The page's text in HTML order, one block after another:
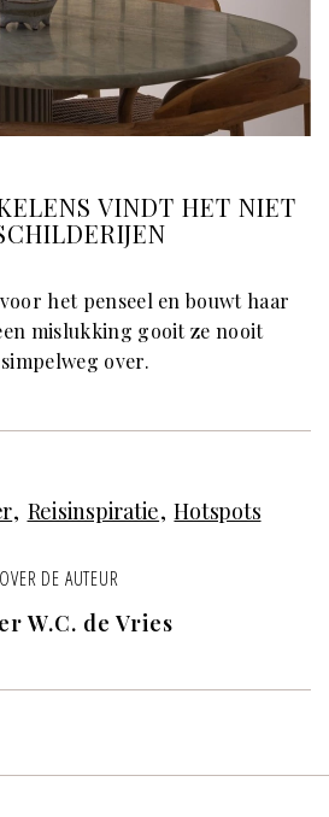
VINDT HET NIET
het penseel en bouwt haar
mislukking gooit ze nooit
over.
Reisinspiratie Hotspots
OVER DE AUTEUR
W.C. de Vries